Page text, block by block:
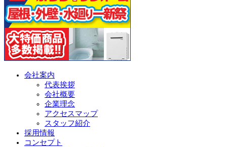
会社案内
代表挨拶
会社概要
企業理念
アクセスマップ
スタッフ紹介
採用情報
コンセプト